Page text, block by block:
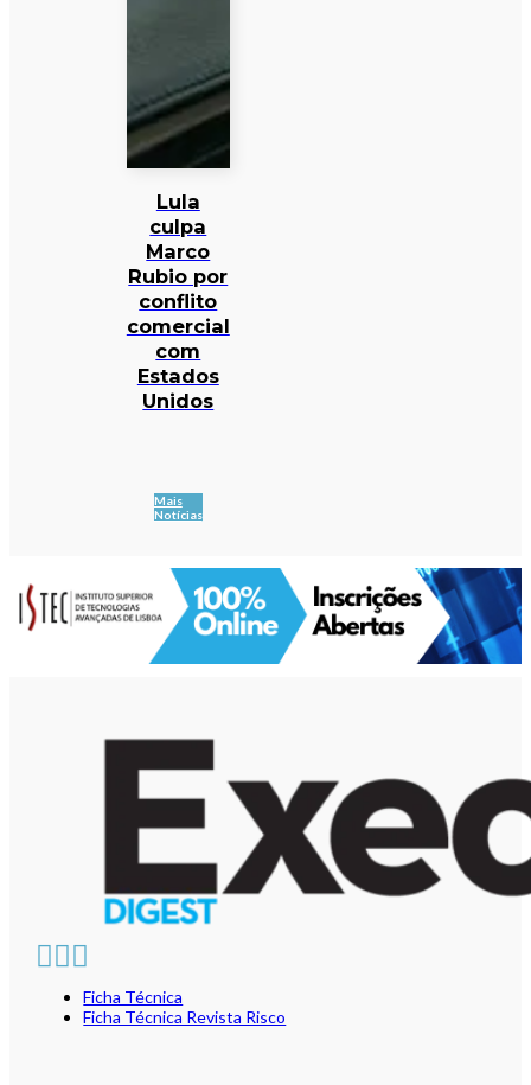
Lula
culpa
Marco
Rubio por
conflito
comercial
com
Estados
Unidos
Mais
Notícias
Ficha Técnica
Ficha Técnica Revista Risco